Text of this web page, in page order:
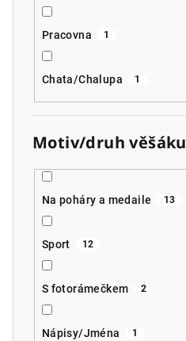
Pracovna 1
Chata/Chalupa 1
Motiv/druh věšáku
Na poháry a medaile 13
Sport 12
S fotorámečkem 2
Nápisy/Jména 1